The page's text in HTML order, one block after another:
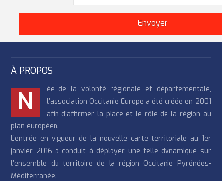
À PROPOS
N
ée de la volonté régionale et départementale,
l’association Occitanie Europe a été créée en 2001
afin d’affirmer la place et le rôle de la région au
plan européen.
L’entrée en vigueur de la nouvelle carte territoriale au 1er
janvier 2016 a conduit à déployer une telle dynamique sur
l’ensemble du territoire de la région Occitanie Pyrénées-
Méditerranée.